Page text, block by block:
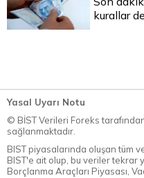
kurallar
Yasal Uyarı Notu
© BİST Verileri Foreks
sağlanmaktadır.
BIST piyasalarında oluşan tüm
BIST'e ait olup, bu veriler tekrar
Borçlanma Araçları Piyasası,